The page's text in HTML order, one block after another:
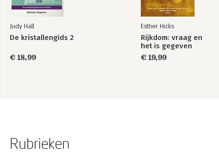
Judy Hall
De kristallengids 2
€ 18,99
Esther Hicks
Rijkdom: vraag en
het is gegeven
€ 19,99
Rubrieken